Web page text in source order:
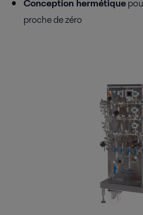
Conception hermétique
proche de zéro